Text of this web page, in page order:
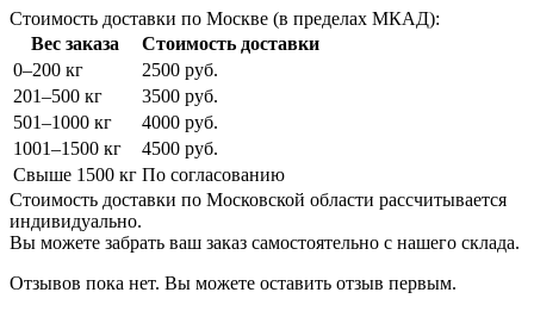
Стоимость доставки по Москве (в пределах МКАД):
Вес заказа
Стоимость доставки
0–200 кг
2500 руб.
201–500 кг
3500 руб.
501–1000 кг
4000 руб.
1001–1500 кг
4500 руб.
Свыше 1500 кг По согласованию
Стоимость доставки по Московской области рассчитывается
индивидуально.
Вы можете забрать ваш заказ самостоятельно с нашего склада.
Отзывов пока нет. Вы можете оставить отзыв первым.